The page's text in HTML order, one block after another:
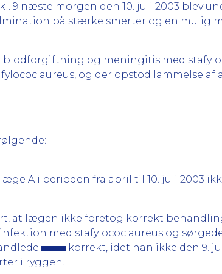
9 næste morgen den 10. juli 2003 blev
på stærke smerter og en mulig
og meningitis med
aureus, og der opstod lammelse af
læge A i perioden fra april til 10. juli 2003
at lægen ikke foretog korrekt
med stafylococ aureus og
korrekt, idet han ikke den 9.
i ryggen.